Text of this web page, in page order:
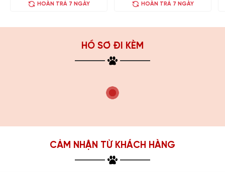
HOÀN TRẢ 7 NGÀY HOÀN TRẢ 7 NGÀY
HỒ SƠ ĐI KÈM
CẢM NHẬN TỪ KHÁCH HÀNG